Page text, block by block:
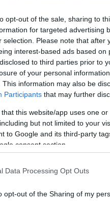
opt-out of the sale, sharing to
for targeted advertising
selection. Please note that
interest-based ads based
to third parties prior to
of your personal
This information may also be
Participants that may further
that this website/app uses one
but not limited to your
to Google and its third-party
consent section.
Data Processing Opt Outs
opt-out of the Sharing of my
για την
30889/
Σουέρεφ,
της Κέρκυρας κατά τις
'Το μουσικό βίωμα του
ως "Ψηφιακό Πρόσωπο"